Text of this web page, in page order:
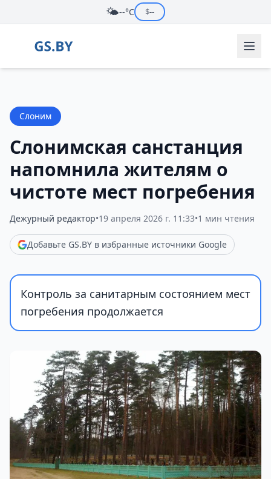
🌤️--°C $--
Слоним
Слонимская санстанция
напомнила жителям о
чистоте мест погребения
Дежурный редактор•19 апреля 2026 г. 11:33•1 мин чтения
Добавьте GS.BY в избранные источники Google
Контроль за санитарным состоянием мест
погребения продолжается